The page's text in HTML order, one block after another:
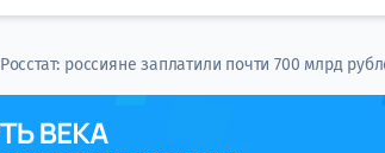
Росстат: россияне заплатили почти 700 млрд